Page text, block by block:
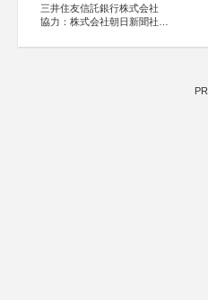
三井住友信託銀行株式会社
協力：株式会社朝日新聞社
PR